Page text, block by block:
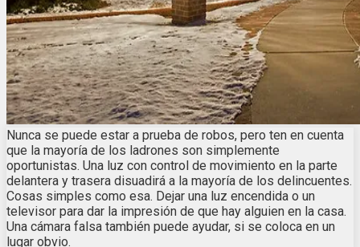
Nunca se puede estar a prueba de robos, pero ten en cuenta
que la mayoría de los ladrones son simplemente
oportunistas. Una luz con control de movimiento en la parte
delantera y trasera disuadirá a la mayoría de los delincuentes.
Cosas simples como esa. Dejar una luz encendida o un
televisor para dar la impresión de que hay alguien en la casa.
Una cámara falsa también puede ayudar, si se coloca en un
lugar obvio.